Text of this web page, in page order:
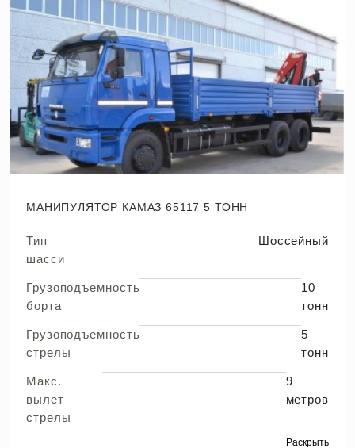
МАНИПУЛЯТОР КАМАЗ 65117 5 ТОНН
Тип
шасси
Шоссейный
Грузоподъемность
борта
10
тонн
Грузоподъемность
стрелы
5
тонн
Макс.
вылет
стрелы
9
метров
Раскрыть